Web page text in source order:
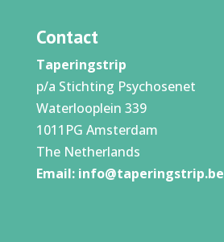
Contact
Taperingstrip
p/a Stichting Psychosenet
Waterlooplein 339
1011PG Amsterdam
The Netherlands
Email: info@taperingstrip.be